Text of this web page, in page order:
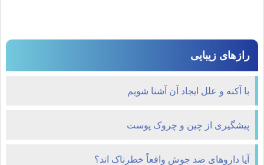
رازهای زیبایی
با آكنه و علل ايجاد آن آشنا شويم
پیشگیری از چین و چروک پوست
آیا داروهای ضد جوش واقعاً خطرناک اند؟